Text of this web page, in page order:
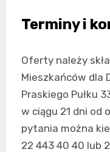
Terminy i
Oferty należy
Mieszkańców dla
Praskiego Pułku
w ciągu 21 dni od
pytania można
22 443 40 40 lub